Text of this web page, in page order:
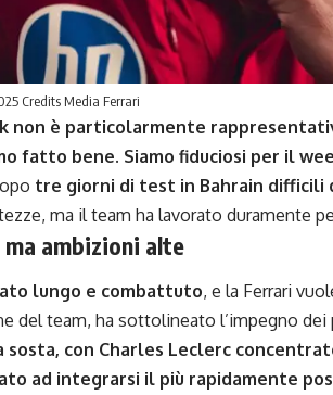
Credits Media Ferrari
non è particolarmente
fatto bene. Siamo fiduciosi per il
tre giorni di test in Bahrain difficili
ma il team ha lavorato duramente
ambizioni alte
lungo e combattuto, e la Ferrari
del team, ha sottolineato l’impegno dei
sosta, con Charles Leclerc
ad integrarsi il più rapidamente